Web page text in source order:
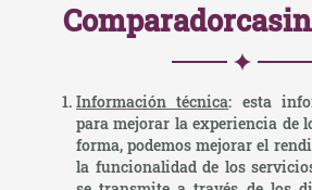
Información técnica: esta
para mejorar la experiencia de
forma, podemos mejorar el
la funcionalidad de los